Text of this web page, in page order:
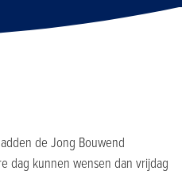
de Jong Bouwend
dag kunnen wensen dan vrijdag